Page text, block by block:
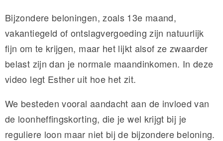
Bijzondere beloningen, zoals 13e maand,
vakantiegeld of ontslagvergoeding zijn natuurlijk
fijn om te krijgen, maar het lijkt alsof ze zwaarder
belast zijn dan je normale maandinkomen. In deze
video legt Esther uit hoe het zit.
We besteden vooral aandacht aan de invloed van
de loonheffingskorting, die je wel krijgt bij je
reguliere loon maar niet bij de bijzondere beloning.